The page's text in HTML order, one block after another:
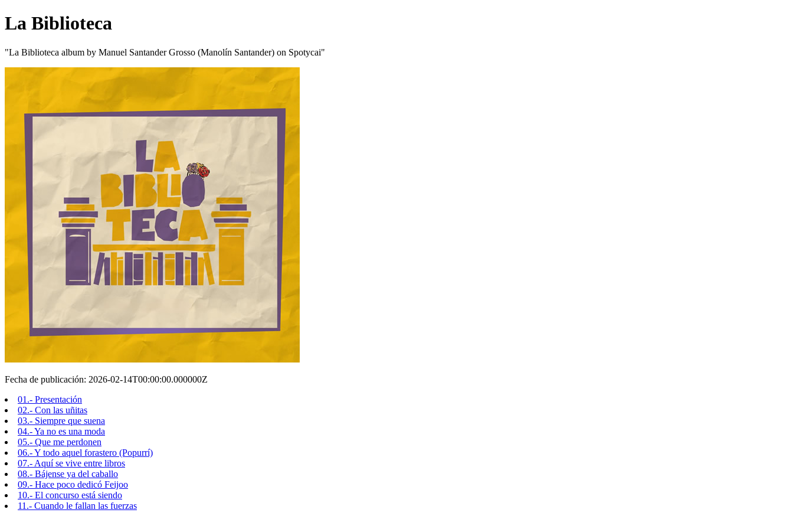
La Biblioteca
"La Biblioteca album by Manuel Santander Grosso (Manolín Santander) on Spotycai"
Fecha de publicación: 2026-02-14T00:00:00.000000Z
01.- Presentación
02.- Con las uñitas
03.- Siempre que suena
04.- Ya no es una moda
05.- Que me perdonen
06.- Y todo aquel forastero (Popurrí)
07.- Aquí se vive entre libros
08.- Bájense ya del caballo
09.- Hace poco dedicó Feijoo
10.- El concurso está siendo
11.- Cuando le fallan las fuerzas